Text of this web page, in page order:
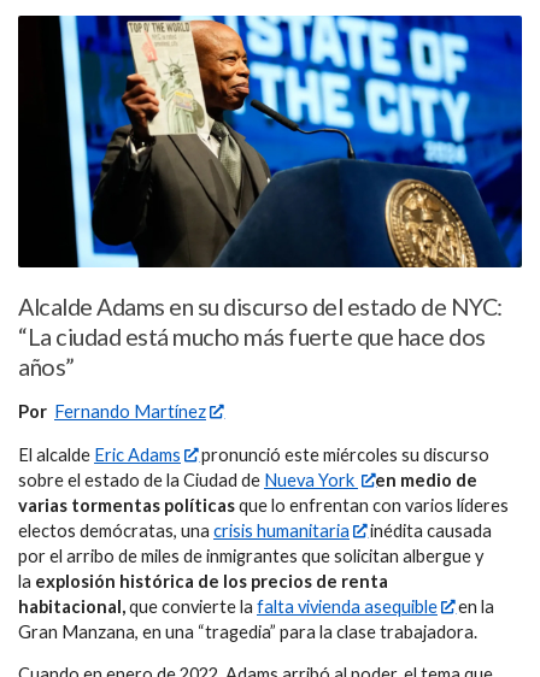
Alcalde Adams en su discurso del estado de NYC:
“La ciudad está mucho más fuerte que hace dos
años”
Por Fernando Martínez
El alcalde Eric Adams
pronunció este miércoles su discurso
sobre el estado de la Ciudad de Nueva York
en medio de
varias tormentas políticasque lo enfrentan con varios líderes
electos demócratas, una crisis humanitaria
inédita causada
por el arribo de miles de inmigrantes que solicitan albergue y
la explosión histórica de los precios de renta
habitacional,que convierte la falta vivienda asequible
en la
Gran Manzana, en una “tragedia” para la clase trabajadora.